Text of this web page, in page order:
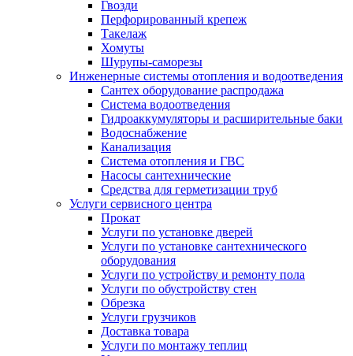
Гвозди
Перфорированный крепеж
Такелаж
Хомуты
Шурупы-саморезы
Инженерные системы отопления и водоотведения
Сантех оборудование распродажа
Система водоотведения
Гидроаккумуляторы и расширительные баки
Водоснабжение
Канализация
Система отопления и ГВС
Насосы сантехнические
Средства для герметизации труб
Услуги сервисного центра
Прокат
Услуги по установке дверей
Услуги по установке сантехнического
оборудования
Услуги по устройству и ремонту пола
Услуги по обустройству стен
Обрезка
Услуги грузчиков
Доставка товара
Услуги по монтажу теплиц